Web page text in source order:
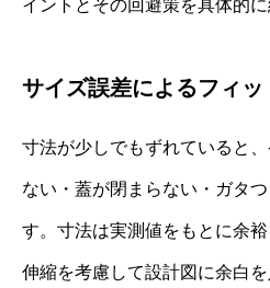
イントとその回避策を具体的に
サイズ誤差によるフィッ
寸法が少しでもずれていると
ない・蓋が閉まらない・ガタ
す。寸法は実測値をもとに余
伸縮を考慮して設計図に余白を